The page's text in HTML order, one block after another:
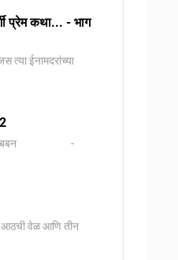
प्रेम कथा... - भाग
त्या ईनामदरांच्या
रचना बबन -
वेळ आणि तीन